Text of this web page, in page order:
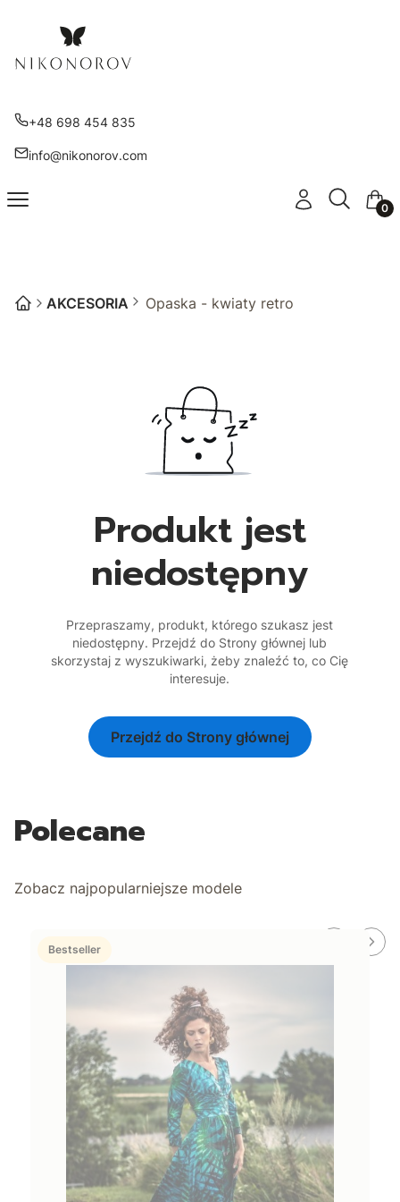
+48 698 454 835
info@nikonorov.com
Menu Zaloguj sięOtwórz
Szukaj
AKCESORIA Opaska - kwiaty retro
Produkt jest
niedostępny
Przepraszamy, produkt, którego szukasz jest
niedostępny. Przejdź do Strony głównej lub
skorzystaj z wyszukiwarki, żeby znaleźć to, co Cię
interesuje.
Przejdź do Strony głównej
Polecane
Zobacz najpopularniejsze modele
Bestseller